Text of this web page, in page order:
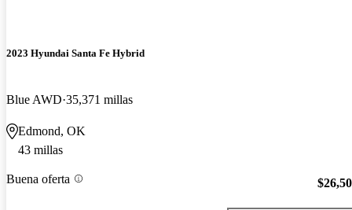
2023 Hyundai Santa Fe Hybrid
Blue AWD 35,371 millas
Edmond, OK
43 millas
Buena oferta